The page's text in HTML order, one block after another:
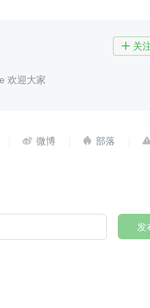
 关
欢迎大家
 
发